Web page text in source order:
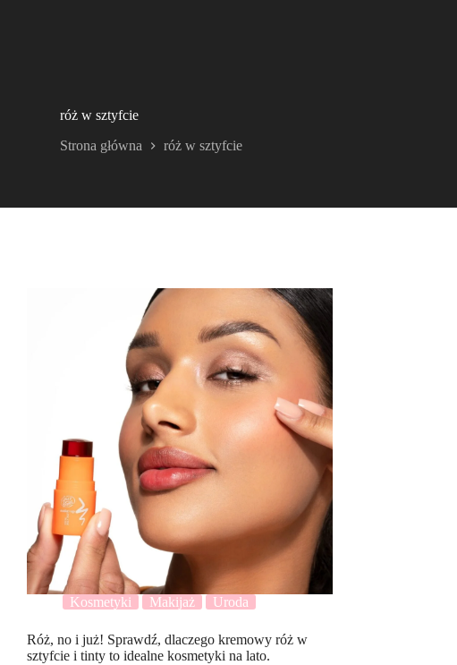
róż w sztyfcie
Strona główna róż w sztyfcie
Kosmetyki Makijaż Uroda
Róż, no i już! Sprawdź, dlaczego kremowy róż w
sztyfcie i tinty to idealne kosmetyki na lato.